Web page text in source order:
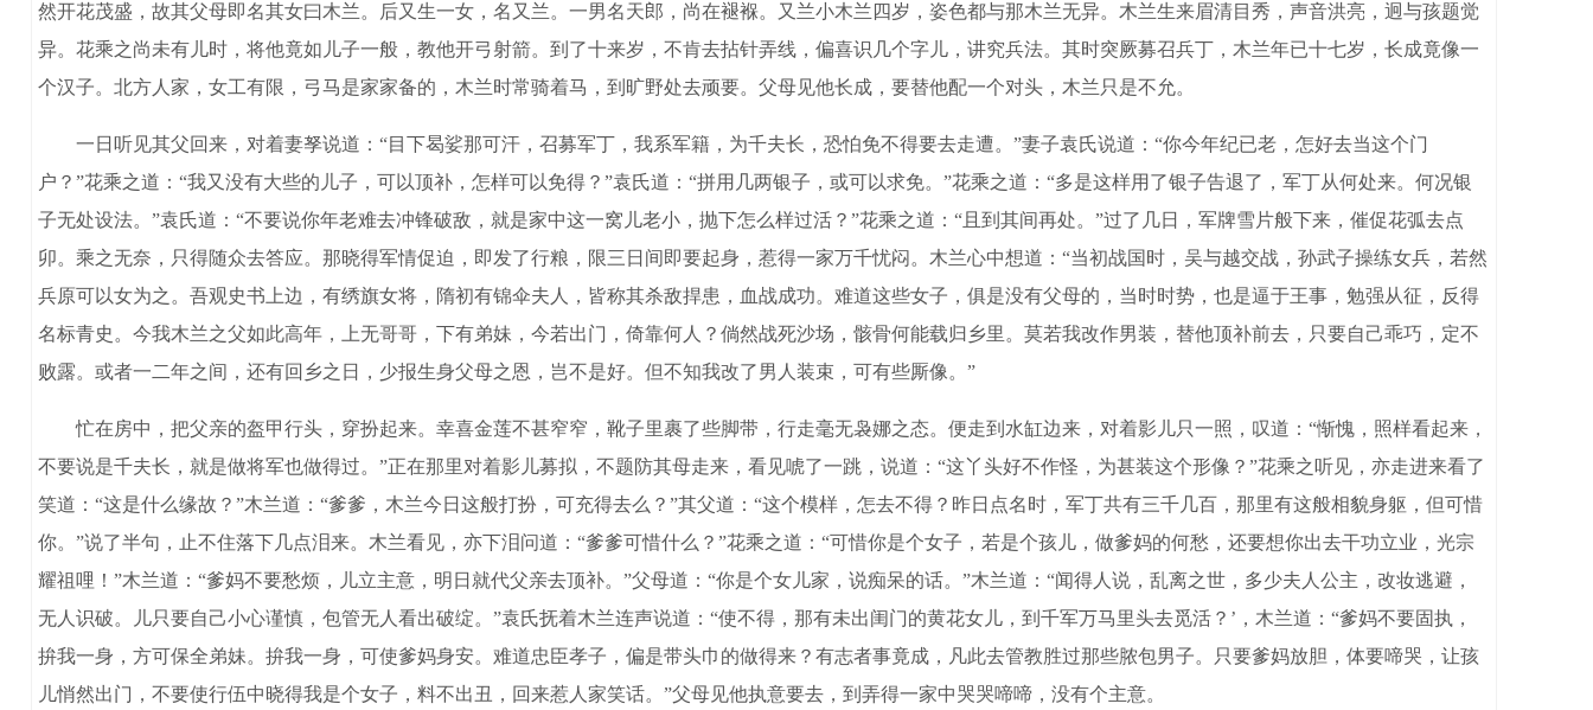
然开花茂盛，故其父母即名其女曰木兰。后又生一女，名又兰。一男名天郎，尚在褪褓。又兰小木兰四岁，姿色都与那木兰无异。木兰生来眉清目秀，声音洪亮，迥与孩题觉
异。花乘之尚未有儿时，将他竟如儿子一般，教他开弓射箭。到了十来岁，不肯去拈针弄线，偏喜识几个字儿，讲究兵法。其时突厥募召兵丁，木兰年已十七岁，长成竟像一
个汉子。北方人家，女工有限，弓马是家家备的，木兰时常骑着马，到旷野处去顽要。父母见他长成，要替他配一个对头，木兰只是不允。
一日听见其父回来，对着妻孥说道：“目下曷娑那可汗，召募军丁，我系军籍，为千夫长，恐怕免不得要去走遭。”妻子袁氏说道：“你今年纪已老，怎好去当这个门
户？”花乘之道：“我又没有大些的儿子，可以顶补，怎样可以免得？”袁氏道：“拼用几两银子，或可以求免。”花乘之道：“多是这样用了银子告退了，军丁从何处来。何况银
子无处设法。”袁氏道：“不要说你年老难去冲锋破敌，就是家中这一窝儿老小，抛下怎么样过活？”花乘之道：“且到其间再处。”过了几日，军牌雪片般下来，催促花弧去点
卯。乘之无奈，只得随众去答应。那晓得军情促迫，即发了行粮，限三日间即要起身，惹得一家万千忧闷。木兰心中想道：“当初战国时，吴与越交战，孙武子操练女兵，若然
兵原可以女为之。吾观史书上边，有绣旗女将，隋初有锦伞夫人，皆称其杀敌捍患，血战成功。难道这些女子，俱是没有父母的，当时时势，也是逼于王事，勉强从征，反得
名标青史。今我木兰之父如此高年，上无哥哥，下有弟妹，今若出门，倚靠何人？倘然战死沙场，骸骨何能载归乡里。莫若我改作男装，替他顶补前去，只要自己乖巧，定不
败露。或者一二年之间，还有回乡之日，少报生身父母之恩，岂不是好。但不知我改了男人装束，可有些厮像。”
忙在房中，把父亲的盔甲行头，穿扮起来。幸喜金莲不甚窄窄，靴子里裹了些脚带，行走毫无袅娜之态。便走到水缸边来，对着影儿只一照，叹道：“惭愧，照样看起来，
不要说是千夫长，就是做将军也做得过。”正在那里对着影儿募拟，不题防其母走来，看见唬了一跳，说道：“这丫头好不作怪，为甚装这个形像？”花乘之听见，亦走进来看了
笑道：“这是什么缘故？”木兰道：“爹爹，木兰今日这般打扮，可充得去么？”其父道：“这个模样，怎去不得？昨日点名时，军丁共有三千几百，那里有这般相貌身躯，但可惜
你。”说了半句，止不住落下几点泪来。木兰看见，亦下泪问道：“爹爹可惜什么？”花乘之道：“可惜你是个女子，若是个孩儿，做爹妈的何愁，还要想你出去干功立业，光宗
耀祖哩！”木兰道：“爹妈不要愁烦，儿立主意，明日就代父亲去顶补。”父母道：“你是个女儿家，说痴呆的话。”木兰道：“闻得人说，乱离之世，多少夫人公主，改妆逃避，
无人识破。儿只要自己小心谨慎，包管无人看出破绽。”袁氏抚着木兰连声说道：“使不得，那有未出闺门的黄花女儿，到千军万马里头去觅活？’，木兰道：“爹妈不要固执，
拚我一身，方可保全弟妹。拚我一身，可使爹妈身安。难道忠臣孝子，偏是带头巾的做得来？有志者事竟成，凡此去管教胜过那些脓包男子。只要爹妈放胆，体要啼哭，让孩
儿悄然出门，不要使行伍中晓得我是个女子，料不出丑，回来惹人家笑话。”父母见他执意要去，到弄得一家中哭哭啼啼，没有个主意。